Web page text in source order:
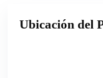
Ubicación del